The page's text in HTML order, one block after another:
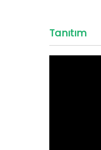
Tanıtım